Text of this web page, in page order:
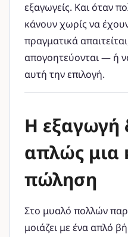
εξαγωγείς. Και όταν
κάνουν χωρίς να
πραγματικά
απογοητεύονται — ή
αυτή την επιλογή.
Η εξαγωγή
απλώς μια
πώληση
Στο μυαλό πολλών
μοιάζει με ένα απλό